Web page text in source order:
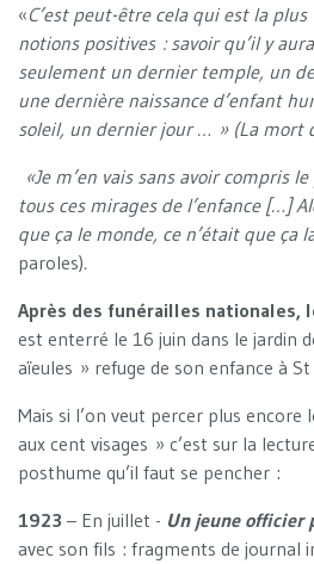
«C’est peut-être cela qui est la
notions positives : savoir qu’il y
seulement un dernier temple, un
une dernière naissance d’enfant
soleil, un dernier jour … » (La mort
«Je m’en vais sans avoir compris
tous ces mirages de l’enfance […]
que ça le monde, ce n’était que ça
paroles).
Après des funérailles nationales,
est enterré le 16 juin dans le jardin
aïeules » refuge de son enfance à St
Mais si l’on veut percer plus encore
aux cent visages » c’est sur la
posthume qu’il faut se pencher :
1923 – En juillet - Un jeune officier
avec son fils : fragments de journal